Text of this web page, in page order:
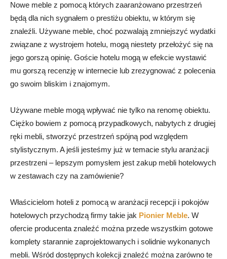
Nowe meble z pomocą których zaaranżowano przestrzeń
będą dla nich sygnałem o prestiżu obiektu, w którym się
znaleźli. Używane meble, choć pozwalają zmniejszyć wydatki
związane z wystrojem hotelu, mogą niestety przełożyć się na
jego gorszą opinię. Goście hotelu mogą w efekcie wystawić
mu gorszą recenzję w internecie lub zrezygnować z polecenia
go swoim bliskim i znajomym.
Używane meble mogą wpływać nie tylko na renomę obiektu.
Ciężko bowiem z pomocą przypadkowych, nabytych z drugiej
ręki mebli, stworzyć przestrzeń spójną pod względem
stylistycznym. A jeśli jesteśmy już w temacie stylu aranżacji
przestrzeni – lepszym pomysłem jest zakup mebli hotelowych
w zestawach czy na zamówienie?
Właścicielom hoteli z pomocą w aranżacji recepcji i pokojów
hotelowych przychodzą firmy takie jak Pionier Meble. W
ofercie producenta znaleźć można przede wszystkim gotowe
komplety starannie zaprojektowanych i solidnie wykonanych
mebli. Wśród dostępnych kolekcji znaleźć można zarówno te